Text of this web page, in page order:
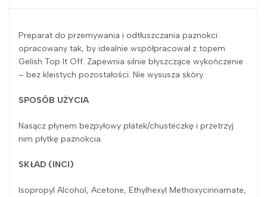
Preparat do przemywania i odtłuszczania paznokci
opracowany tak, by idealnie współpracował z topem
Gelish Top It Off. Zapewnia silnie błyszczące wykończenie
– bez kleistych pozostałości. Nie wysusza skóry.
SPOSÓB UŻYCIA
Nasącz płynem bezpyłowy płatek/chusteczkę i przetrzyj
nim płytkę paznokcia.
SKŁAD (INCI)
Isopropyl Alcohol, Acetone, Ethylhexyl Methoxycinnamate,